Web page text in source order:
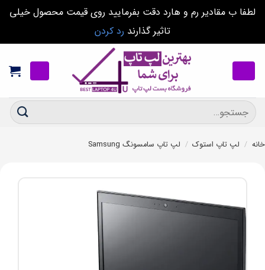
لطفا ب مقادیر رم و هارد دقت بفرمایید روی قیمت محصول خیلی
تاثیر گذارند رد کردن
content
جستجو
برای:
خانه / لپ تاپ استوک / لپ تاپ سامسونگ Samsung